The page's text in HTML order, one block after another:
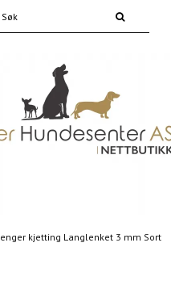
kjetting Langlenket 3 mm Sort